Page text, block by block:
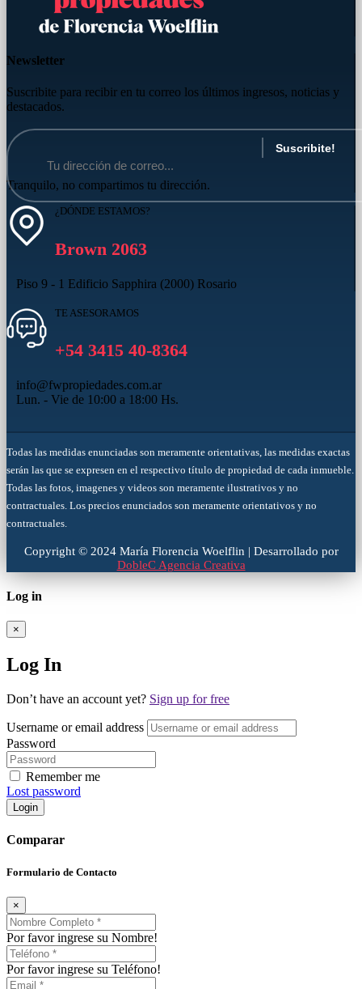
Newsletter
Suscribite para recibir en tu correo los últimos ingresos, noticias y
destacados.
Tranquilo, no compartimos tu dirección.
¿DÓNDE ESTAMOS?
Brown 2063
Piso 9 - 1 Edificio Sapphira (2000) Rosario
TE ASESORAMOS
+54 3415 40-8364
info@fwpropiedades.com.ar
Lun. - Vie de 10:00 a 18:00 Hs.
Todas las medidas enunciadas son meramente orientativas, las medidas exactas
serán las que se expresen en el respectivo título de propiedad de cada inmueble.
Todas las fotos, imagenes y videos son meramente ilustrativos y no
contractuales. Los precios enunciados son meramente orientativos y no
contractuales.
Copyright © 2024 María Florencia Woelflin | Desarrollado por
DobleC Agencia Creativa
Log in
×
Log In
Don’t have an account yet? Sign up for free
Username or email address
Password
Remember me
Lost password
Login
Comparar
Formulario de Contacto
×
Por favor ingrese su Nombre!
Por favor ingrese su Teléfono!